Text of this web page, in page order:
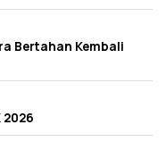
Bertahan Kembali
2026